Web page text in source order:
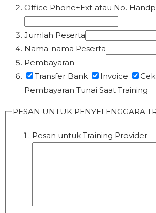
Office Phone+Ext atau No.
Jumlah Peserta
Nama-nama Peserta
Pembayaran
Transfer Bank
Invoice
Pembayaran Tunai Saat Training
PESAN UNTUK PENYELENGGARA
Pesan untuk Training Provider